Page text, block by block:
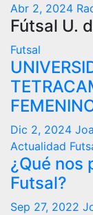
Abr 2, 2024
Fútsal U.
Futsal
Dic 2, 2024
Actualidad
¿Qué nos
Futsal?
Sep 27, 2022